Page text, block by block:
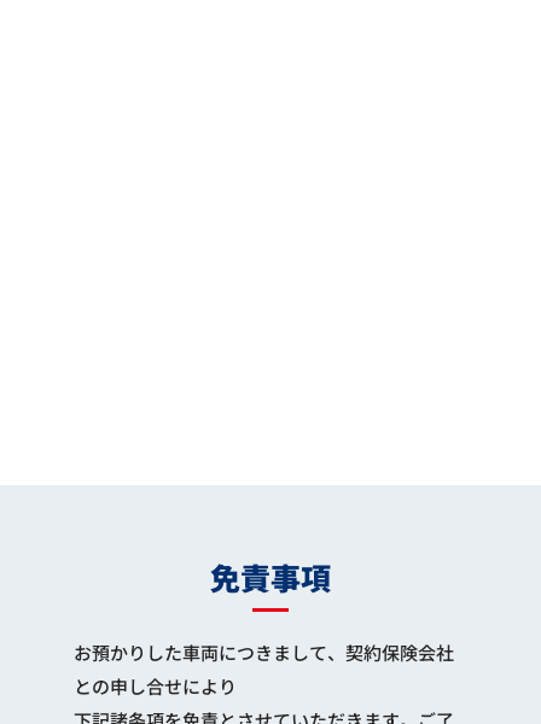
免責事項
お預かりした車両につきまして、契約保険会社
との申し合せにより